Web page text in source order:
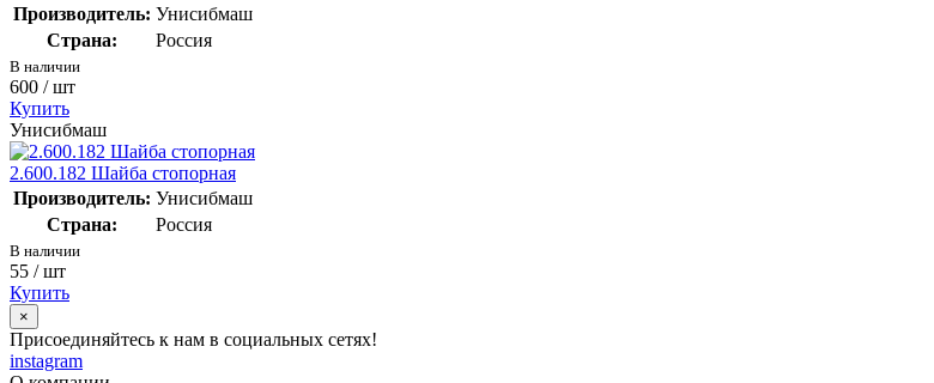
Производитель: Унисибмаш
Страна:
Россия
В наличии
600 / шт
Купить
Унисибмаш
2.600.182 Шайба стопорная
Производитель: Унисибмаш
Страна:
Россия
В наличии
55 / шт
Купить
×
Присоединяйтесь к нам в социальных сетях!
instagram